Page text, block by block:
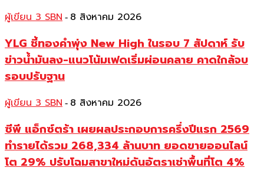
ผู้เขียน 3 SBN - 8 สิงหาคม 2026
YLG ชี้ทองคำพุ่ง New High ในรอบ 7 สัปดาห์ รับ
ข่าวน้ำมันลง-แนวโน้มเฟดเริ่มผ่อนคลาย คาดใกล้จบ
รอบปรับฐาน
ผู้เขียน 3 SBN - 8 สิงหาคม 2026
ซีพี แอ็กซ์ตร้า เผยผลประกอบการครึ่งปีแรก 2569
ทำรายได้รวม 268,334 ล้านบาท ยอดขายออนไลน์
โต 29% ปรับโฉมสาขาใหม่ดันอัตราเช่าพื้นที่โต 4%